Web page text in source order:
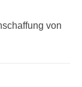
von